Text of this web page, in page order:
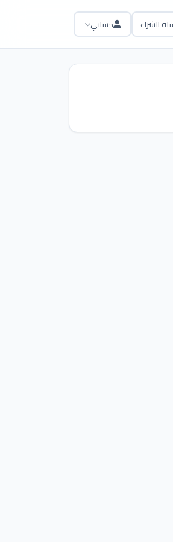
الشراء حسابي